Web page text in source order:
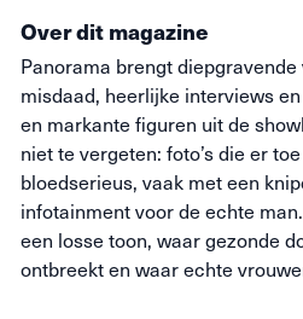
Over dit magazine
Panorama brengt
misdaad, heerlijke interviews
en markante figuren uit de
niet te vergeten: foto’s die er toe
bloedserieus, vaak met een
infotainment voor de echte
een losse toon, waar gezonde
ontbreekt en waar echte